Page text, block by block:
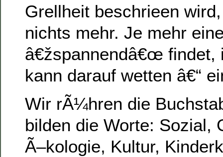
Grellheit beschrieen
nichts mehr. Je mehr
â€žspannendâ€œ findet,
kann darauf wetten â€“
Wir rÃ¼hren die
bilden die Worte: Sozial,
Ã–kologie, Kultur,